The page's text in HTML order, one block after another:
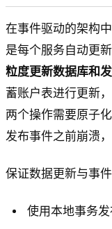
在事件驱动的架构
是每个服务自动更
粒度更新数据库和
蓄账户表进行更新
两个操作需要原子
发布事件之前崩溃
保证数据更新与事
使用本地事务